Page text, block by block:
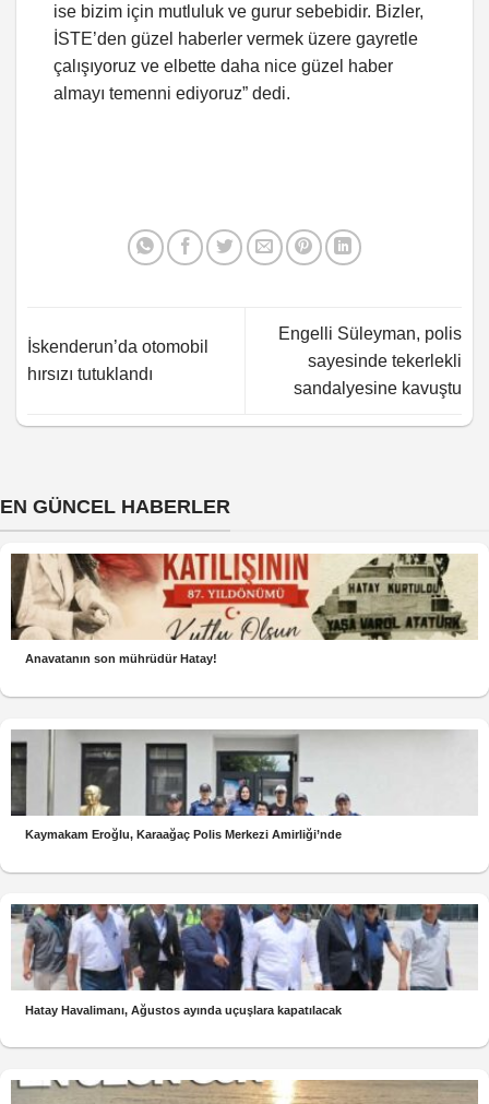
ise bizim için mutluluk ve gurur sebebidir. Bizler,
İSTE’den güzel haberler vermek üzere gayretle
çalışıyoruz ve elbette daha nice güzel haber
almayı temenni ediyoruz” dedi.
İskenderun’da otomobil
hırsızı tutuklandı
Engelli Süleyman, polis
sayesinde tekerlekli
sandalyesine kavuştu
EN GÜNCEL HABERLER
Anavatanın son mührüdür Hatay!
Kaymakam Eroğlu, Karaağaç Polis Merkezi Amirliği’nde
Hatay Havalimanı, Ağustos ayında uçuşlara kapatılacak